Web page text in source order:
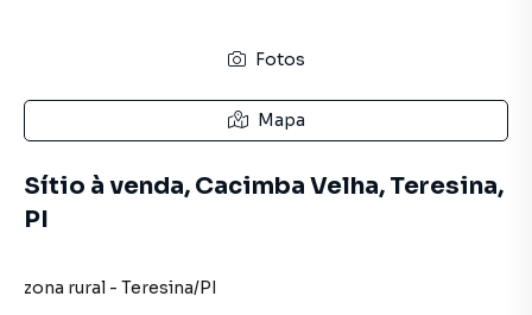
Fotos
Mapa
Sítio à venda, Cacimba Velha, Teresina,
PI
zona rural - Teresina/PI